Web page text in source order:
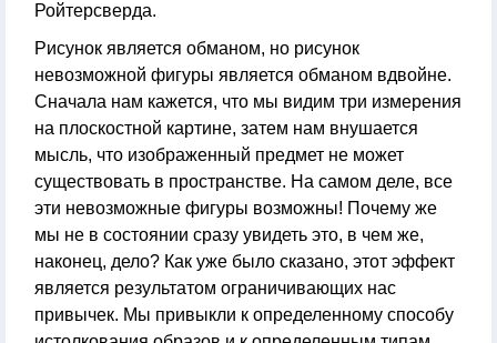
Ройтерсверда.
Рисунок является обманом, но рисунок
невозможной фигуры является обманом вдвойне.
Сначала нам кажется, что мы видим три измерения
на плоскостной картине, затем нам внушается
мысль, что изображенный предмет не может
существовать в пространстве. На самом деле, все
эти невозможные фигуры возможны! Почему же
мы не в состоянии сразу увидеть это, в чем же,
наконец, дело? Как уже было сказано, этот эффект
является результатом ограничивающих нас
привычек. Мы привыкли к определенному способу